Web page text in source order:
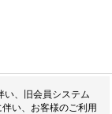
い、旧会員システム
い、お客様のご利用